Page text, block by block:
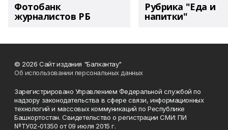
Фотобанк
журналистов РБ
Рубрика "Еда и
напитки"
© 2026 Сайт издания "Балкантау"
Об использовании персональных данных
Зарегистрировано Управлением Федеральной службой по
надзору законодательства в сфере связи, информационных
технологий и массовых коммуникаций по Республике
Башкортостан. Свидетельство о регистрации СМИ: ПИ
№ТУ02-01350 от 09 июля 2015 г.